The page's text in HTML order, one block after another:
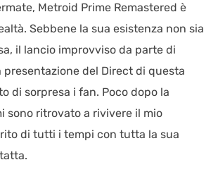
Metroid Prime Remastered è
Sebbene la sua esistenza non sia
il lancio improvviso da parte di
presentazione del Direct di questa
di sorpresa i fan. Poco dopo la
sono ritrovato a rivivere il mio
di tutti i tempi con tutta la sua